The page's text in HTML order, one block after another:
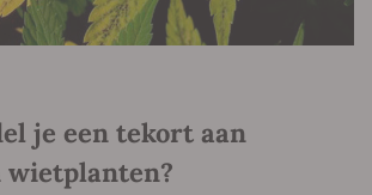
je een tekort aan
wietplanten?